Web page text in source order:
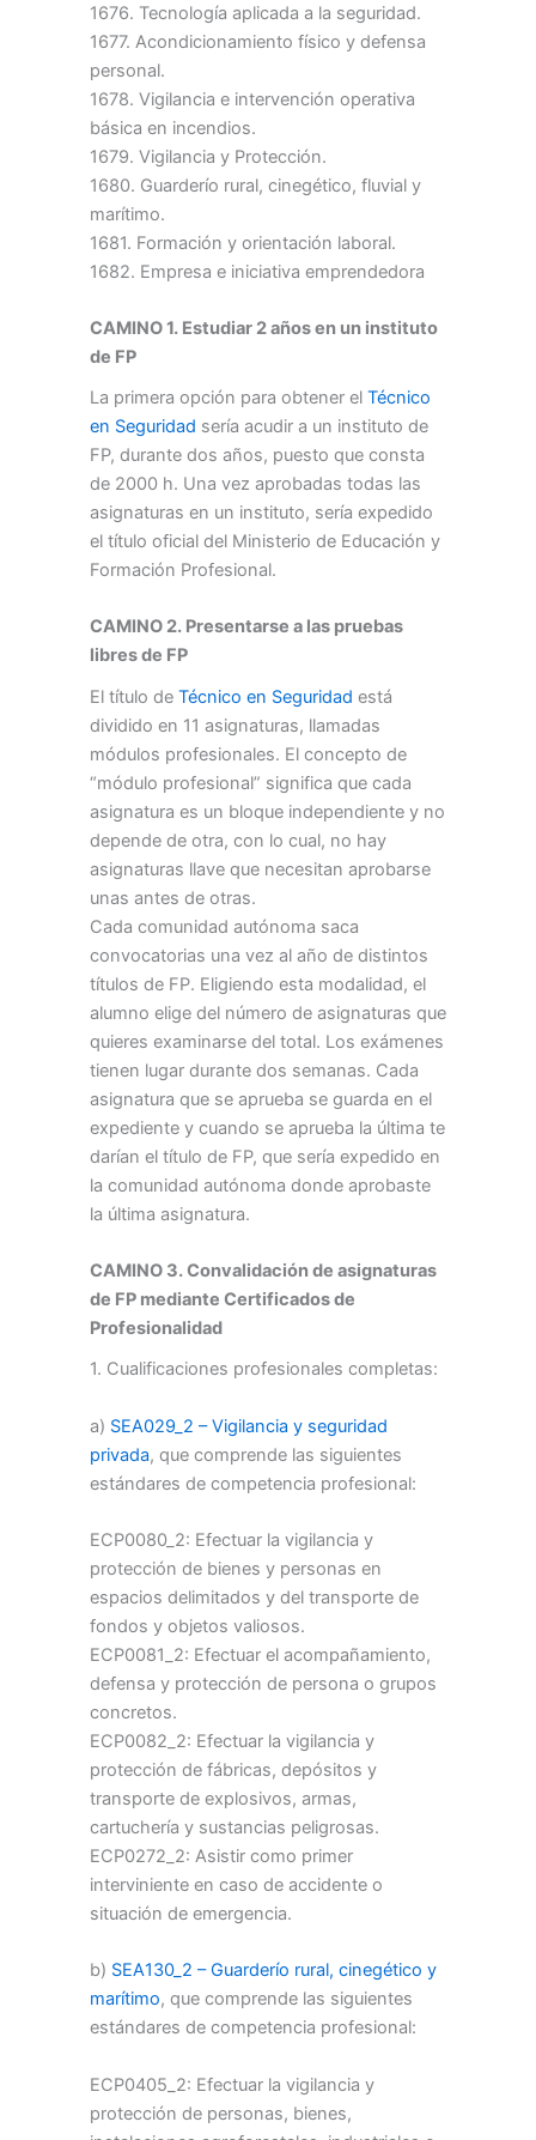
1676. Tecnología aplicada a la seguridad.
1677. Acondicionamiento físico y defensa
personal.
1678. Vigilancia e intervención operativa
básica en incendios.
1679. Vigilancia y Protección.
1680. Guarderío rural, cinegético, fluvial y
marítimo.
1681. Formación y orientación laboral.
1682. Empresa e iniciativa emprendedora
CAMINO 1. Estudiar 2 años en un instituto
de FP
La primera opción para obtener el Técnico
en Seguridad sería acudir a un instituto de
FP, durante dos años, puesto que consta
de 2000 h. Una vez aprobadas todas las
asignaturas en un instituto, sería expedido
el título oficial del Ministerio de Educación y
Formación Profesional.
CAMINO 2. Presentarse a las pruebas
libres de FP
El título de Técnico en Seguridad está
dividido en 11 asignaturas, llamadas
módulos profesionales. El concepto de
“módulo profesional” significa que cada
asignatura es un bloque independiente y no
depende de otra, con lo cual, no hay
asignaturas llave que necesitan aprobarse
unas antes de otras.
Cada comunidad autónoma saca
convocatorias una vez al año de distintos
títulos de FP. Eligiendo esta modalidad, el
alumno elige del número de asignaturas que
quieres examinarse del total. Los exámenes
tienen lugar durante dos semanas. Cada
asignatura que se aprueba se guarda en el
expediente y cuando se aprueba la última te
darían el título de FP, que sería expedido en
la comunidad autónoma donde aprobaste
la última asignatura.
CAMINO 3. Convalidación de asignaturas
de FP mediante Certificados de
Profesionalidad
1. Cualificaciones profesionales completas:
a) SEA029_2 – Vigilancia y seguridad
privada, que comprende las siguientes
estándares de competencia profesional:
ECP0080_2: Efectuar la vigilancia y
protección de bienes y personas en
espacios delimitados y del transporte de
fondos y objetos valiosos.
ECP0081_2: Efectuar el acompañamiento,
defensa y protección de persona o grupos
concretos.
ECP0082_2: Efectuar la vigilancia y
protección de fábricas, depósitos y
transporte de explosivos, armas,
cartuchería y sustancias peligrosas.
ECP0272_2: Asistir como primer
interviniente en caso de accidente o
situación de emergencia.
b) SEA130_2 – Guarderío rural, cinegético y
marítimo, que comprende las siguientes
estándares de competencia profesional:
ECP0405_2: Efectuar la vigilancia y
protección de personas, bienes,